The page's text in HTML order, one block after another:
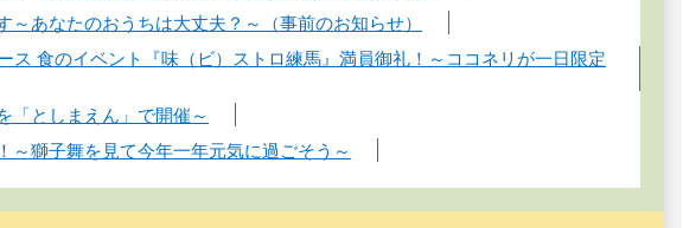
あなたのおうちは大丈夫？～（事前のお知らせ）
ス 食のイベント『味（ビ）ストロ練馬』満員御礼！～ココネリが一日限定
「としまえん」で開催～
～獅子舞を見て今年一年元気に過ごそう～